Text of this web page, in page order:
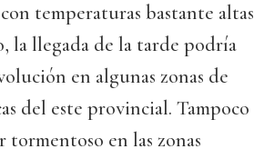
temperaturas bastante altas
la llegada de la tarde podría
en algunas zonas de
del este provincial. Tampoco
tormentoso en las zonas